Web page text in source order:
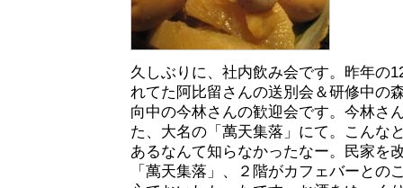
久しぶりに、社内飲み会です。昨年の
れてた阿比留さんの送別会＆研修中の
向中の今林さんの歓迎会です。今林さ
た、大名の「萬天集落」にて。こんな
あるなんて知らなかったなー。民家を
「萬天集落」、２階がカフェバーとの